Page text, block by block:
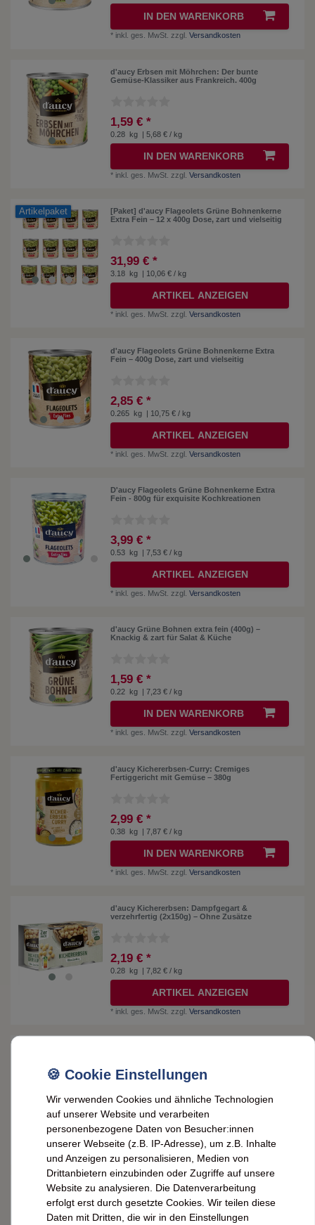
IN DEN WARENKORB
* inkl. ges. MwSt. zzgl.Versandkosten
d'aucy Erbsen mit Möhrchen: Der bunte
Gemüse-Klassiker aus Frankreich. 400g
1,59 € *
0.28 kg | 5,68 € / kg
IN DEN WARENKORB
* inkl. ges. MwSt. zzgl.Versandkosten
Artikelpaket
[Paket] d'aucy Flageolets Grüne Bohnenkerne
Extra Fein – 12 x 400g Dose, zart und vielseitig
31,99 € *
3.18 kg | 10,06 € / kg
ARTIKEL ANZEIGEN
* inkl. ges. MwSt. zzgl.Versandkosten
d'aucy Flageolets Grüne Bohnenkerne Extra
Fein – 400g Dose, zart und vielseitig
2,85 € *
0.265 kg | 10,75 € / kg
ARTIKEL ANZEIGEN
* inkl. ges. MwSt. zzgl.Versandkosten
D'aucy Flageolets Grüne Bohnenkerne Extra
Fein - 800g für exquisite Kochkreationen
3,99 € *
0.53 kg | 7,53 € / kg
ARTIKEL ANZEIGEN
* inkl. ges. MwSt. zzgl.Versandkosten
d'aucy Grüne Bohnen extra fein (400g) –
Knackig & zart für Salat & Küche
1,59 € *
0.22 kg | 7,23 € / kg
IN DEN WARENKORB
* inkl. ges. MwSt. zzgl.Versandkosten
d'aucy Kichererbsen-Curry: Cremiges
Fertiggericht mit Gemüse – 380g
2,99 € *
0.38 kg | 7,87 € / kg
IN DEN WARENKORB
* inkl. ges. MwSt. zzgl.Versandkosten
d'aucy Kichererbsen: Dampfgegart &
verzehrfertig (2x150g) – Ohne Zusätze
2,19 € *
0.28 kg | 7,82 € / kg
ARTIKEL ANZEIGEN
* inkl. ges. MwSt. zzgl.Versandkosten
2,19 € *
0.28 kg | 7,82 € / kg
IN DEN WARENKORB
inkl. ges. MwSt. Versandkosten
d'aucy Ratatouille à la Provençale: Bunte
Gemüsemischung à la Provence – 380g
Wir verwenden Cookies und ähnliche Technologien
auf unserer Website und verarbeiten
personenbezogene Daten von Besucher:innen
unserer Webseite (z.B. IP-Adresse), um z.B. Inhalte
und Anzeigen zu personalisieren, Medien von
Drittanbietern einzubinden oder Zugriffe auf unsere
Website zu analysieren. Die Datenverarbeitung
erfolgt erst durch gesetzte Cookies. Wir teilen diese
Daten mit Dritten, die wir in den Einstellungen